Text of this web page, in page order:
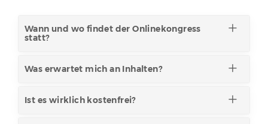
Wann und wo findet der Onlinekongress
statt?
Was erwartet mich an Inhalten?
Ist es wirklich kostenfrei?